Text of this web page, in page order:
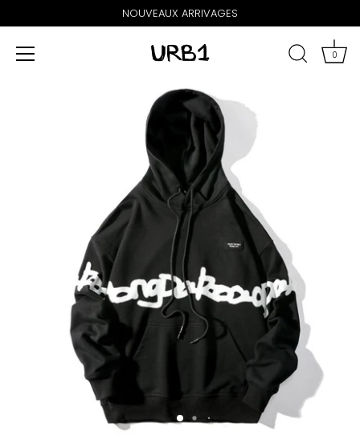
NOUVEAUX ARRIVAGES
0